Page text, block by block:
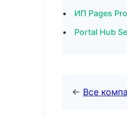
ИП Pages
Portal Hub
← Все